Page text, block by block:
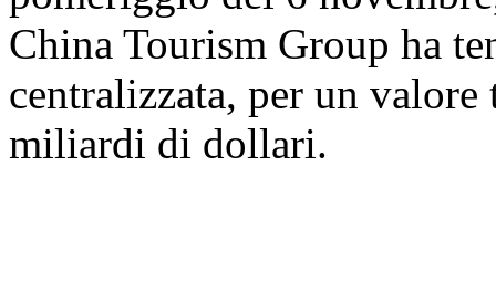
China Tourism Group ha
centralizzata, per un
miliardi di dollari.